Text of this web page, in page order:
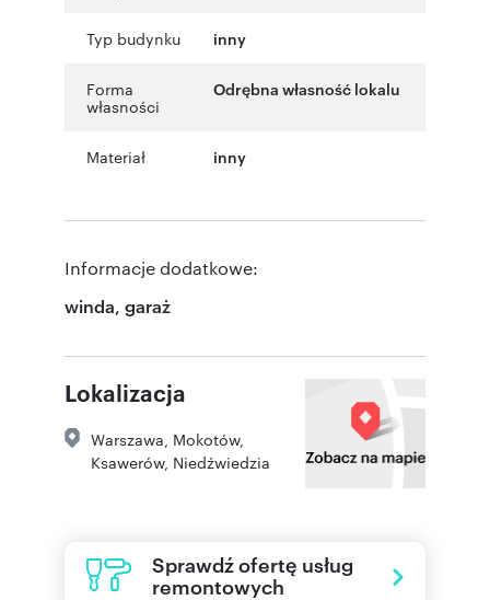
Typ budynku inny
Forma
własności
Odrębna własność lokalu
Materiał inny
Informacje dodatkowe:
winda, garaż
Lokalizacja
Warszawa Mokotów,
Ksawerów, Niedźwiedzia
Sprawdź ofertę usług
remontowych